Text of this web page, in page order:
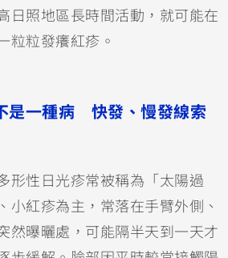
日照地區長時間活動，就可能在
粒粒發癢紅疹。
是一種病 快發、慢發線索
形性日光疹常被稱為「太陽過
小紅疹為主，常落在手臂外側、
然曝曬處，可能隔半天到一天才